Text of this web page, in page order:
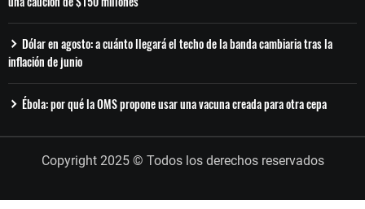
Dólar en agosto: a cuánto llegará el techo de la banda cambiaria tras la
inflación de junio
Ébola: por qué la OMS propone usar una vacuna creada para otra cepa
Copyright 2025 © Todos los derechos reservados